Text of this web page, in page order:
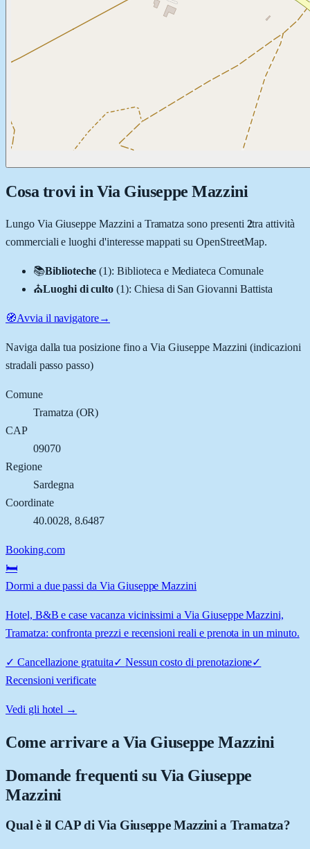
Cosa trovi in Via Giuseppe Mazzini
Lungo Via Giuseppe Mazzini a Tramatza sono presenti 2tra attività
commerciali e luoghi d'interesse mappati su OpenStreetMap.
📚Biblioteche (1):Biblioteca e Mediateca Comunale
⛪Luoghi di culto (1): Chiesa di San Giovanni Battista
🧭Avvia il navigatore→
Naviga dalla tua posizione fino aVia Giuseppe Mazzini (indicazioni
stradali passo passo)
Comune
Tramatza (OR)
CAP
09070
Regione
Sardegna
Coordinate
40.0028, 8.6487
Booking.com
🛏️
Dormi a due passi da Via Giuseppe Mazzini
Hotel, B&B e case vacanza vicinissimi a Via Giuseppe Mazzini,
Tramatza: confronta prezzi e recensioni reali e prenota in un minuto.
✓ Cancellazione gratuita✓ Nessun costo di prenotazione✓
Recensioni verificate
Vedi gli hotel →
Come arrivare aVia Giuseppe Mazzini
Domande frequenti su Via Giuseppe
Mazzini
Qual è il CAP di Via Giuseppe Mazzini a Tramatza?